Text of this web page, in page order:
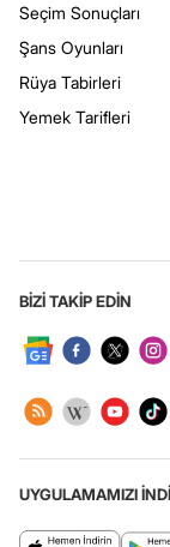
Seçim Sonuçları
Şans Oyunları
Rüya Tabirleri
Yemek Tarifleri
BİZİ TAKİP EDİN
UYGULAMAMIZI